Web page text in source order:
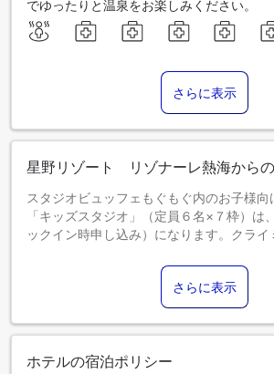
でゆったりと温泉をお楽しみください。
さらに表示
星野リゾート リゾナーレ熱海から
スタジオビュッフェもぐもぐ内のお子様向
「キッズスタジオ」（定員６名×７枠）は
ックイン時申し込み）になります。クラ
こどもＡ：小学生、こどもＢ：４歳～未就
さい。 夕食開始時間の事前予約可能です。
バイキングは予約翌日以降公式ＨＰより事
和会席（追加代金要／現地払い）は予約
事前予約のない場合は、宿のおまかせとな
さらに表示
ホテルの宿泊ポリシー